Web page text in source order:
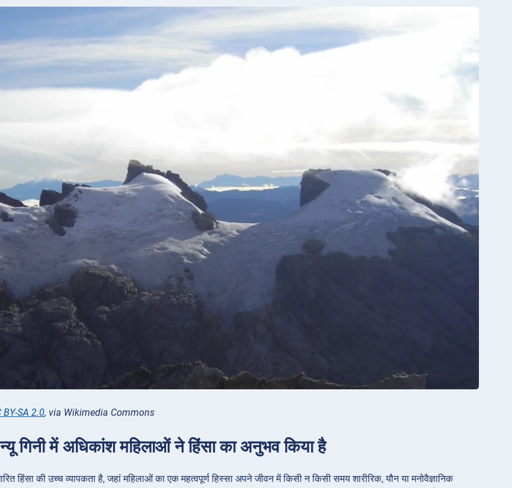
BY-SA 2.0, via Wikimedia Commons
गिनी में अधिकांश महिलाओं ने हिंसा का अनुभव किया है
हिंसा की उच्च व्यापकता है, जहां महिलाओं का एक महत्वपूर्ण हिस्सा अपने जीवन में किसी न किसी समय शारीरिक, यौन या मनोवैज्ञानिक